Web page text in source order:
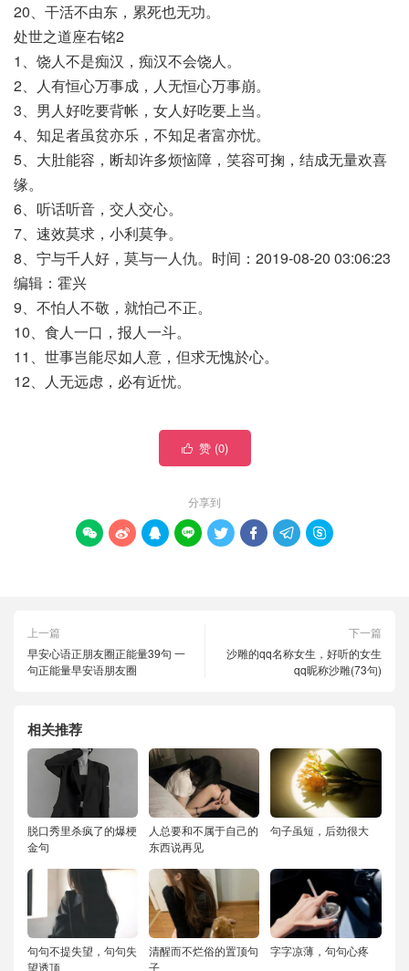
20、干活不由东，累死也无功。
处世之道座右铭2
1、饶人不是痴汉，痴汉不会饶人。
2、人有恒心万事成，人无恒心万事崩。
3、男人好吃要背帐，女人好吃要上当。
4、知足者虽贫亦乐，不知足者富亦忧。
5、大肚能容，断却许多烦恼障，笑容可掬，结成无量欢喜
缘。
6、听话听音，交人交心。
7、速效莫求，小利莫争。
8、宁与千人好，莫与一人仇。时间：2019-08-20 03:06:23
编辑：霍兴
9、不怕人不敬，就怕己不正。
10、食人一口，报人一斗。
11、世事岂能尽如人意，但求无愧於心。
12、人无远虑，必有近忧。
 赞 (0)
分享到
       
上一篇
早安心语正朋友圈正能量39句 一
句正能量早安语朋友圈
下一篇
沙雕的qq名称女生，好听的女生
qq昵称沙雕(73句)
相关推荐
脱口秀里杀疯了的爆梗
金句
人总要和不属于自己的
东西说再见
句子虽短，后劲很大
句句不提失望，句句失
望透顶
清醒而不烂俗的置顶句
子
字字凉薄，句句心疼